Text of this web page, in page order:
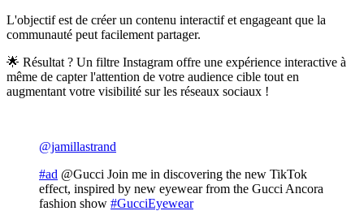
L'objectif est de créer un contenu interactif et engageant que la
communauté peut facilement partager.
🌟 Résultat ? Un filtre Instagram offre une expérience interactive à
même de capter l'attention de votre audience cible tout en
augmentant votre visibilité sur les réseaux sociaux !
@jamillastrand
#ad @Gucci Join me in discovering the new TikTok
effect, inspired by new eyewear from the Gucci Ancora
fashion show #GucciEyewear